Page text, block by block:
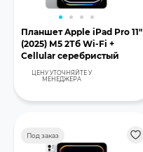
Планшет Apple iPad Pro 11"
(2025) М5 2Тб Wi-Fi +
Cellular серебристый
ЦЕНУ УТОЧНЯЙТЕ У
МЕНЕДЖЕРА
Под заказ